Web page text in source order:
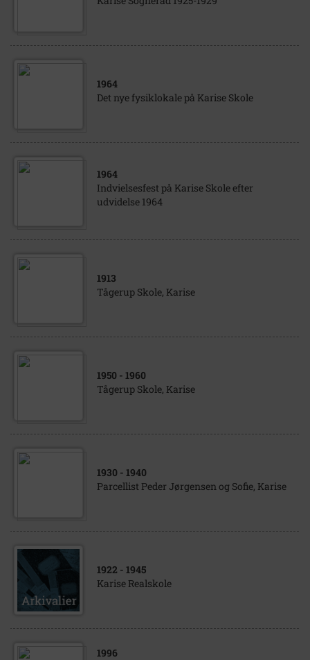
1964
Det nye fysiklokale på Karise Skole
1964
Indvielsesfest på Karise Skole efter
udvidelse 1964
1913
Tågerup Skole, Karise
1950 - 1960
Tågerup Skole, Karise
1930 - 1940
Parcellist Peder Jørgensen og Sofie, Karise
1922 - 1945
Karise Realskole
1996